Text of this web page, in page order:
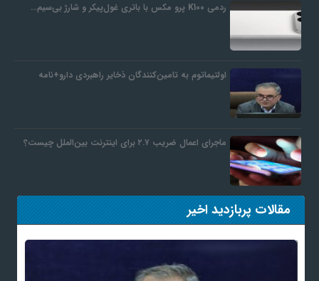
ردمی K100 پرو مکس با باتری غول‌پیکر و شارژ بی‌سیم…
اولتیماتوم به تامین‌کنندگان ذخایر راهبردی دارو+نامه
ماجرای اعمال ضریب ۲.۷ برای اینترنت بین‌الملل چیست؟
مقالات پربازدید اخیر